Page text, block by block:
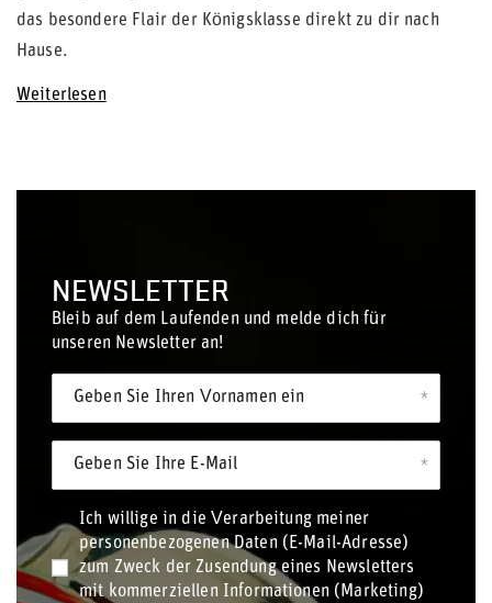
das besondere Flair der Königsklasse direkt zu dir nach
Hause.
Weiterlesen
NEWSLETTER
Bleib auf dem Laufenden und melde dich für
unseren Newsletter an!
Geben Sie Ihren Vornamen ein
Geben Sie Ihre E-Mail
Ich willige in die Verarbeitung meiner
personenbezogenen Daten (E-Mail-Adresse)
zum Zweck der Zusendung eines Newsletters
mit kommerziellen Informationen (Marketing)